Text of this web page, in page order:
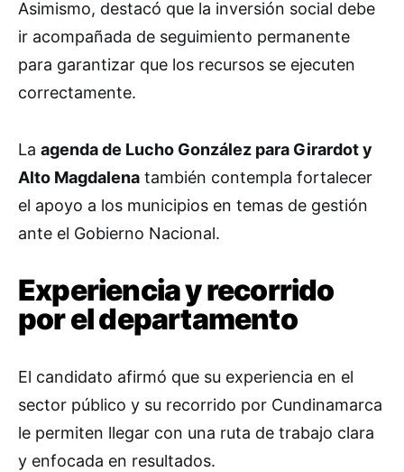
Asimismo, destacó que la inversión social debe
ir acompañada de seguimiento permanente
para garantizar que los recursos se ejecuten
correctamente.
La agenda de Lucho González para Girardot y
Alto Magdalena también contempla fortalecer
el apoyo a los municipios en temas de gestión
ante el Gobierno Nacional.
Experiencia y recorrido
por el departamento
El candidato afirmó que su experiencia en el
sector público y su recorrido por Cundinamarca
le permiten llegar con una ruta de trabajo clara
y enfocada en resultados.